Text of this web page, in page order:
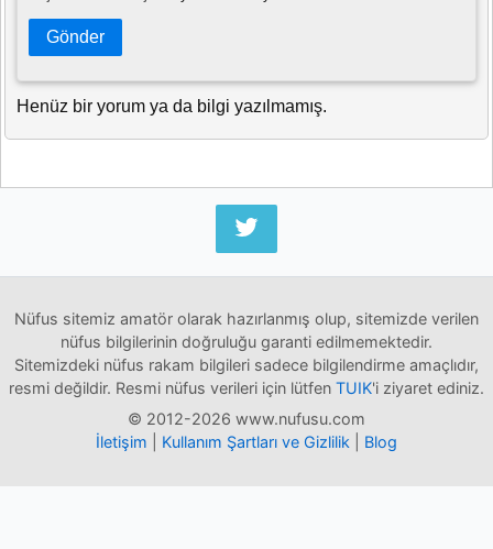
Gönder
Henüz bir yorum ya da bilgi yazılmamış.
Nüfus sitemiz amatör olarak hazırlanmış olup, sitemizde verilen
nüfus bilgilerinin doğruluğu garanti edilmemektedir.
Sitemizdeki nüfus rakam bilgileri sadece bilgilendirme amaçlıdır,
resmi değildir. Resmi nüfus verileri için lütfen TUIK'i ziyaret ediniz.
© 2012-2026 www.nufusu.com
İletişim
Kullanım Şartları ve Gizlilik Blog